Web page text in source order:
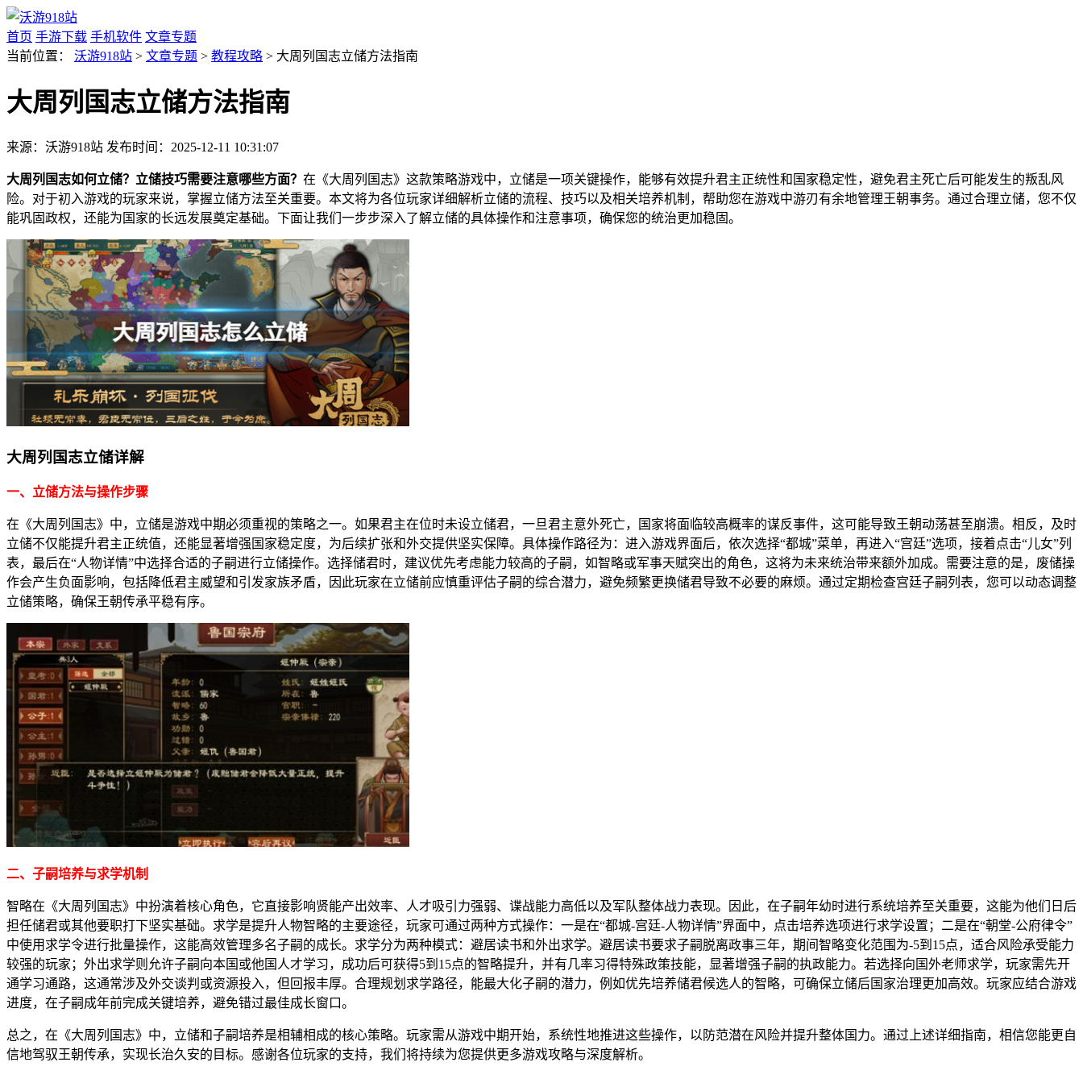
首页 手游下载 手机软件 文章专题
当前位置： 沃游918站 > 文章专题 > 教程攻略 > 大周列国志立储方法指南
大周列国志立储方法指南
来源：沃游918站 发布时间：2025-12-11 10:31:07
大周列国志如何立储？立储技巧需要注意哪些方面？ 在《大周列国志》这款策略游戏中，立储是一项关键操作，能够有效提升君主正统性和国家稳定性，避免君主死亡后可能发生的叛乱风
险。对于初入游戏的玩家来说，掌握立储方法至关重要。本文将为各位玩家详细解析立储的流程、技巧以及相关培养机制，帮助您在游戏中游刃有余地管理王朝事务。通过合理立储，您不仅
能巩固政权，还能为国家的长远发展奠定基础。下面让我们一步步深入了解立储的具体操作和注意事项，确保您的统治更加稳固。
大周列国志立储详解
一、立储方法与操作步骤
在《大周列国志》中，立储是游戏中期必须重视的策略之一。如果君主在位时未设立储君，一旦君主意外死亡，国家将面临较高概率的谋反事件，这可能导致王朝动荡甚至崩溃。相反，及时
立储不仅能提升君主正统值，还能显著增强国家稳定度，为后续扩张和外交提供坚实保障。具体操作路径为：进入游戏界面后，依次选择“都城”菜单，再进入“宫廷”选项，接着点击“儿女”列
表，最后在“人物详情”中选择合适的子嗣进行立储操作。选择储君时，建议优先考虑能力较高的子嗣，如智略或军事天赋突出的角色，这将为未来统治带来额外加成。需要注意的是，废储操
作会产生负面影响，包括降低君主威望和引发家族矛盾，因此玩家在立储前应慎重评估子嗣的综合潜力，避免频繁更换储君导致不必要的麻烦。通过定期检查宫廷子嗣列表，您可以动态调整
立储策略，确保王朝传承平稳有序。
二、子嗣培养与求学机制
智略在《大周列国志》中扮演着核心角色，它直接影响贤能产出效率、人才吸引力强弱、谍战能力高低以及军队整体战力表现。因此，在子嗣年幼时进行系统培养至关重要，这能为他们日后
担任储君或其他要职打下坚实基础。求学是提升人物智略的主要途径，玩家可通过两种方式操作：一是在“都城-宫廷-人物详情”界面中，点击培养选项进行求学设置；二是在“朝堂-公府律令”
中使用求学令进行批量操作，这能高效管理多名子嗣的成长。求学分为两种模式：避居读书和外出求学。避居读书要求子嗣脱离政事三年，期间智略变化范围为-5到15点，适合风险承受能力
较强的玩家；外出求学则允许子嗣向本国或他国人才学习，成功后可获得5到15点的智略提升，并有几率习得特殊政策技能，显著增强子嗣的执政能力。若选择向国外老师求学，玩家需先开
通学习通路，这通常涉及外交谈判或资源投入，但回报丰厚。合理规划求学路径，能最大化子嗣的潜力，例如优先培养储君候选人的智略，可确保立储后国家治理更加高效。玩家应结合游戏
进度，在子嗣成年前完成关键培养，避免错过最佳成长窗口。
总之，在《大周列国志》中，立储和子嗣培养是相辅相成的核心策略。玩家需从游戏中期开始，系统性地推进这些操作，以防范潜在风险并提升整体国力。通过上述详细指南，相信您能更自
信地驾驭王朝传承，实现长治久安的目标。感谢各位玩家的支持，我们将持续为您提供更多游戏攻略与深度解析。